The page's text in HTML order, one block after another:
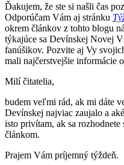
Ďakujem, že ste si našli čas
Odporúčam Vám aj stránku
okrem článkov z tohto blogu
týkajúce sa Devínskej Novej
fanúšikov. Pozvite aj Vy
mali najčerstvejšie informácie
Milí čitatelia,
budem veľmi rád, ak mi dáte
Devínskej najviac zaujalo a
isto privítam, ak sa
článkom.
Prajem Vám príjemný týždeň.